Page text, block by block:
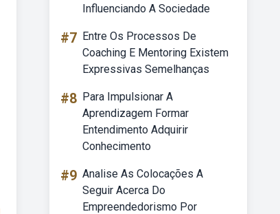
Influenciando A Sociedade
#7 Entre Os Processos De
Coaching E Mentoring Existem
Expressivas Semelhanças
#8 Para Impulsionar A
Aprendizagem Formar
Entendimento Adquirir
Conhecimento
#9 Analise As Colocações A
Seguir Acerca Do
Empreendedorismo Por